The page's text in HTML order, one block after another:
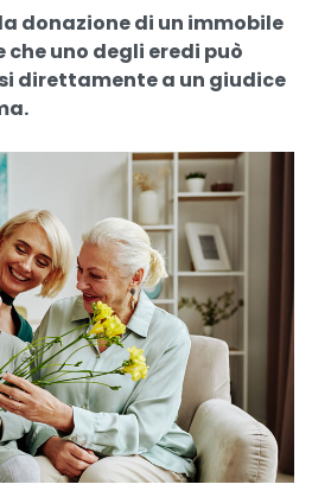
CERCA
donazione di un immobile
uno degli eredi può
direttamente a un giudice